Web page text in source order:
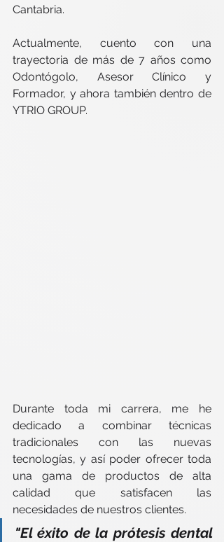
Cantabria.
Actualmente, cuento con una
trayectoria de más de 7 años como
Odontógolo, Asesor Clínico y
Formador, y ahora también dentro de
YTRIO GROUP.
Durante toda mi carrera, me he
dedicado a combinar técnicas
tradicionales con las nuevas
tecnologías, y así poder ofrecer toda
una gama de productos de alta
calidad que satisfacen las
necesidades de nuestros clientes.
"El éxito de la prótesis dental